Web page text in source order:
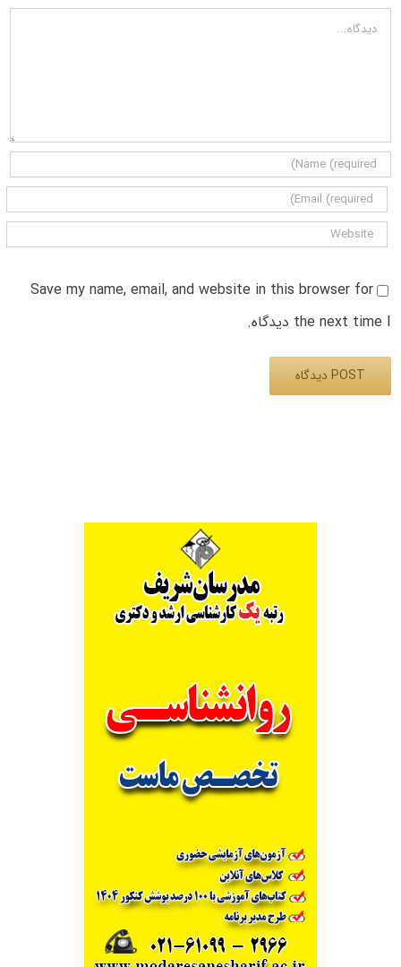
دیدگاه
Save my name, email, and website in this browser for
the next time I دیدگاه.